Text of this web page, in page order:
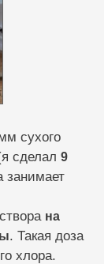
сухого
сделал 9
занимает
на
. Такая доза
хлора.